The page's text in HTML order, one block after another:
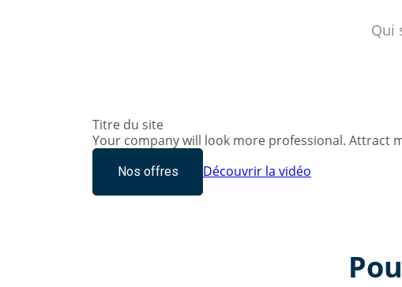
Qui
Titre du site
Your company will look more professional. Attract
Nos offres Découvrir la vidéo